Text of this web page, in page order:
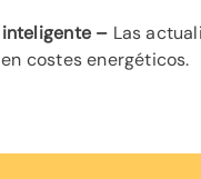
– Las
costes energéticos.